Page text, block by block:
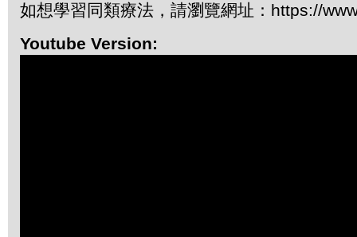
如想學習同類療法，請瀏覽網址：https://
Youtube Version: